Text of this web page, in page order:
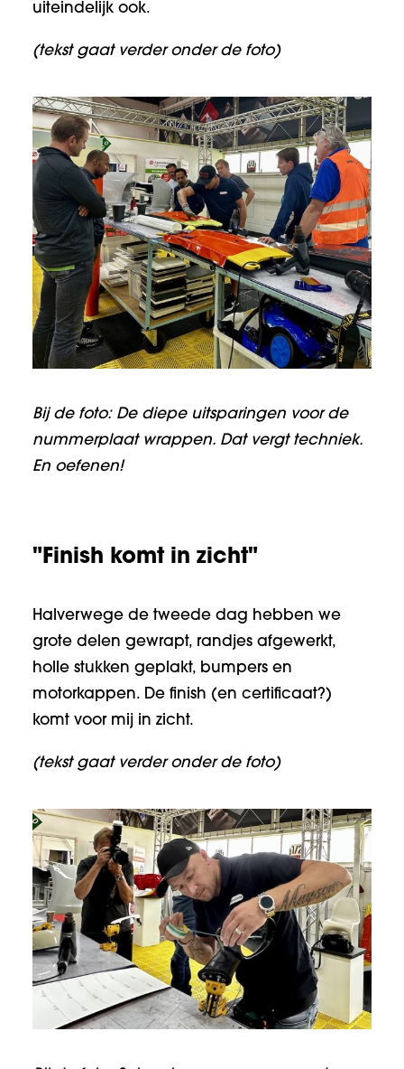
uiteindelijk ook.
(tekst gaat verder onder de foto)
Bij de foto: De diepe uitsparingen voor de
nummerplaat wrappen. Dat vergt techniek.
En oefenen!
"Finish komt in zicht"
Halverwege de tweede dag hebben we
grote delen gewrapt, randjes afgewerkt,
holle stukken geplakt, bumpers en
motorkappen. De finish (en certificaat?)
komt voor mij in zicht.
(tekst gaat verder onder de foto)